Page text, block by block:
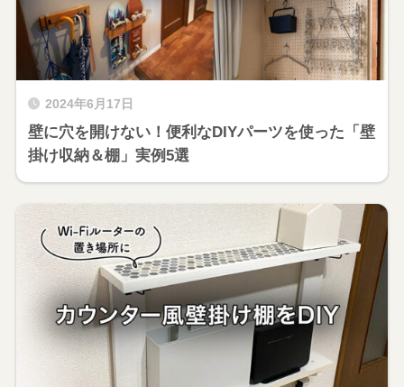
2024年6月17日
壁に穴を開けない！便利なDIYパーツを使った「壁
掛け収納＆棚」実例5選